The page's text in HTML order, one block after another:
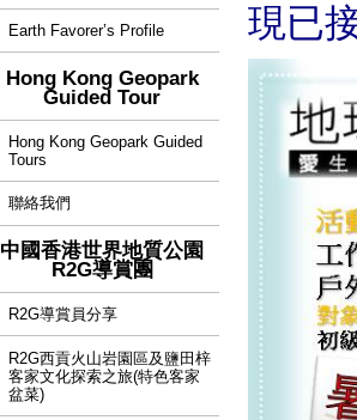
Earth Favorer’s Profile
Hong Kong Geopark
Guided Tour
Hong Kong Geopark Guided
Tours
聯絡我們
中國香港世界地質公園
R2G導賞團
R2G導賞員分享
R2G西貢火山岩園區及鹽田梓
客家文化探索之旅(特色客家
盆菜)
現已